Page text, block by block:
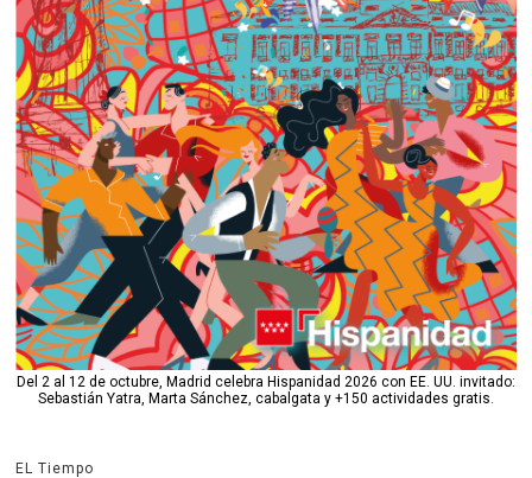
Del 2 al 12 de octubre, Madrid celebra Hispanidad 2026 con EE. UU. invitado:
Sebastián Yatra, Marta Sánchez, cabalgata y +150 actividades gratis.
EL Tiempo